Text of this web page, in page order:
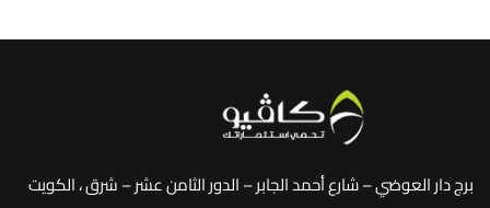
برج دار العوضي – شارع أحمد الجابر – الدور الثامن عشر – شرق ، الكويت